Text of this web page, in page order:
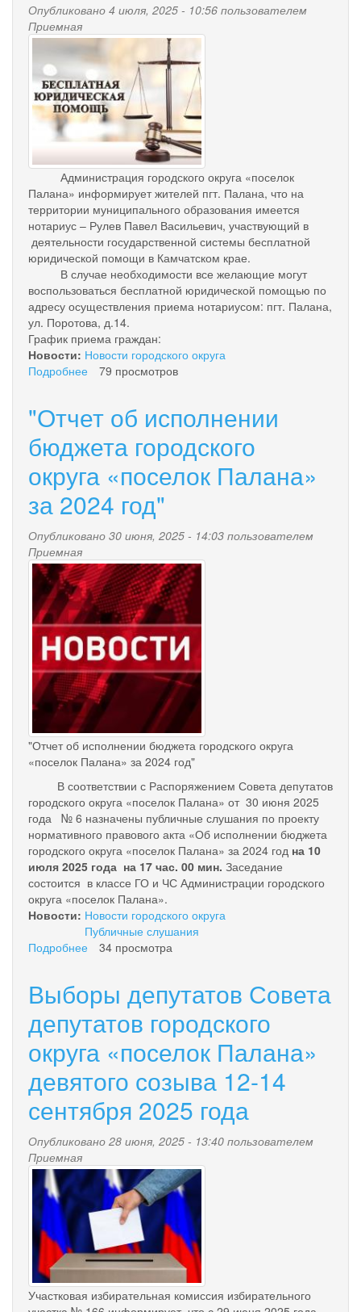
Опубликовано 4 июля, 2025 - 10:56 пользователем
Приемная
Администрация городского округа «поселок
Палана» информирует жителей пгт. Палана, что на
территории муниципального образования имеется
нотариус – Рулев Павел Васильевич, участвующий в
деятельности государственной системы бесплатной
юридической помощи в Камчатском крае.
В случае необходимости все желающие могут
воспользоваться бесплатной юридической помощью по
адресу осуществления приема нотариусом: пгт. Палана,
ул. Поротова, д.14.
График приема граждан:
Новости: Новости городского округа
Подробнее
79 просмотров
"Отчет об исполнении
бюджета городского
округа «поселок Палана»
за 2024 год"
Опубликовано 30 июня, 2025 - 14:03 пользователем
Приемная
news-
palana.jpg
"Отчет об исполнении бюджета городского округа
«поселок Палана» за 2024 год"
В соответствии с Распоряжением Совета депутатов
городского округа «поселок Палана» от 30 июня 2025
года № 6 назначены публичные слушания по проекту
нормативного правового акта «Об исполнении бюджета
городского округа «поселок Палана» за 2024 год на 10
июля 2025 года на 17 час. 00 мин. Заседание
состоится в классе ГО и ЧС Администрации городского
округа «поселок Палана».
Новости: Новости городского округа
Публичные слушания
Подробнее
исполнении
бюджета
городского
«поселок
Палана»
за
2024
год"
34 просмотра
Выборы депутатов Совета
депутатов городского
округа «поселок Палана»
девятого созыва 12-14
сентября 2025 года
Опубликовано 28 июня, 2025 - 13:40 пользователем
Приемная
vybory_.jpg
Участковая избирательная комиссия избирательного